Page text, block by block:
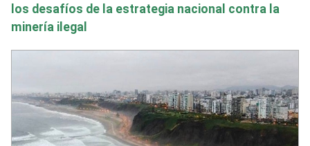
los desafíos de la estrategia nacional contra la
minería ilegal